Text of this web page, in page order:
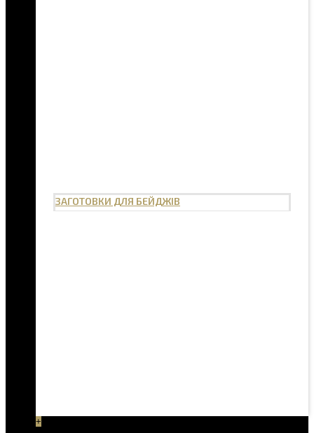
ЗАГОТОВКИ ДЛЯ БЕЙДЖІВ
+